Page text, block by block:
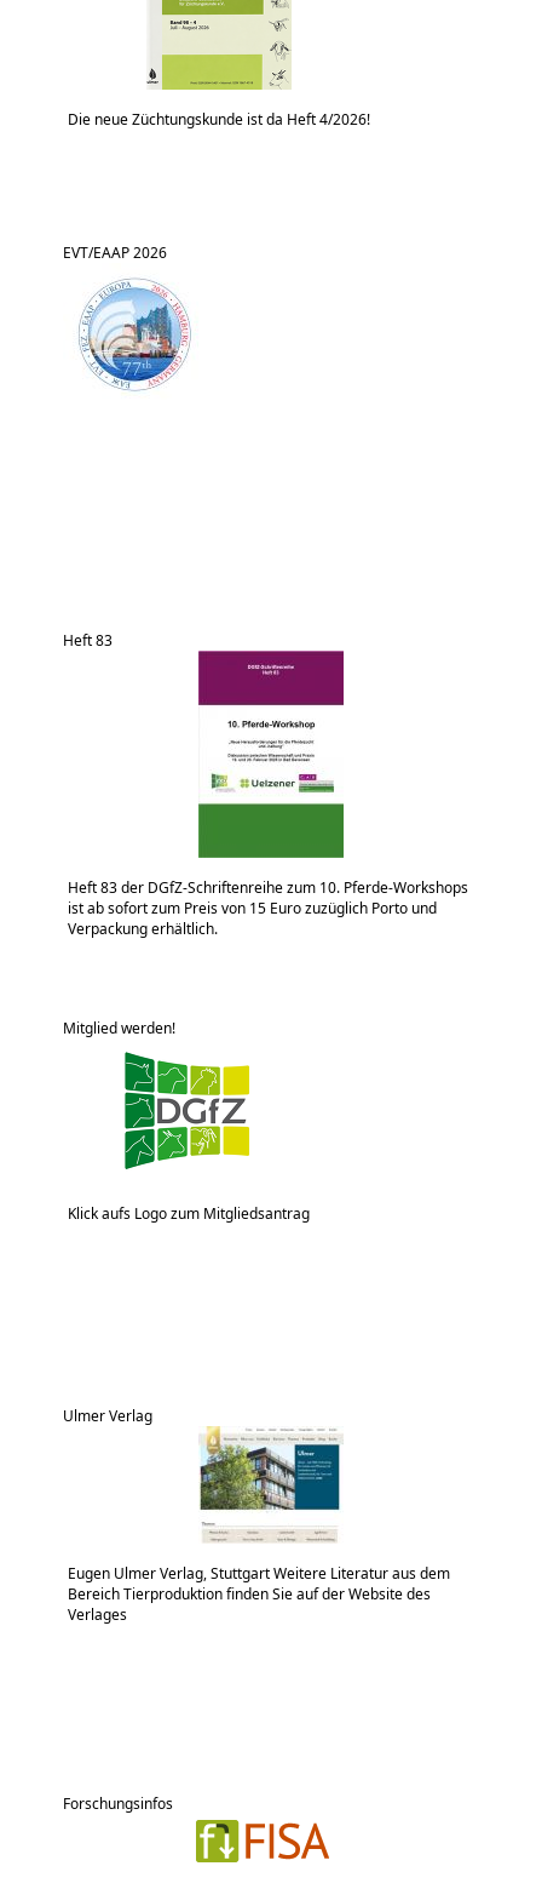
Die neue Züchtungskunde ist da Heft 4/2026!
EVT/EAAP 2026
Heft 83
Heft 83 der DGfZ-Schriftenreihe zum 10. Pferde-Workshops
ist ab sofort zum Preis von 15 Euro zuzüglich Porto und
Verpackung erhältlich.
Mitglied werden!
Klick aufs Logo zum Mitgliedsantrag
Ulmer Verlag
Eugen Ulmer Verlag, Stuttgart Weitere Literatur aus dem
Bereich Tierproduktion finden Sie auf der Website des
Verlages
Forschungsinfos